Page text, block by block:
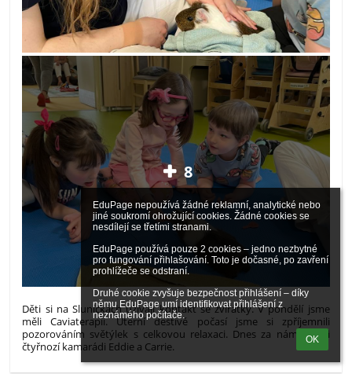
EduPage nepoužívá žádné reklamní, analytické nebo
jiné soukromí ohrožující cookies. Žádné cookies se
nesdílejí se třetími stranami.
EduPage používá pouze 2 cookies – jedno nezbytné
pro fungování přihlašování. Toto je dočasné, po zavření
prohlížeče se odstraní.
Druhé cookie zvyšuje bezpečnost přihlášení – díky
němu EduPage umí identifikovat přihlášení z
neznámého počítače.
OK
8
Děti si na Sluníčkách užívají kontakt se zvířátky. V pondělí jsme
měli Caviaterapii. Úterní deštivé počasí jsme si zpříjemnili
pozorováním světýlek s celkovou relaxaci. Dnes za námi přijeli
čtyřnozí kamarádi Eddie a Carrie.